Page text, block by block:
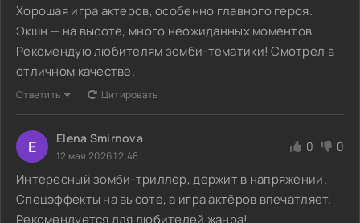
Хорошая игра актеров, особенно главного героя.
Экшн — на высоте, много неожиданных моментов.
Рекомендую любителям зомби-тематики! Смотрел в
отличном качестве.
Ответить Цитировать
E Elena Smirnova
12 мая 2026 12:48
0 0
Интересный зомби-триллер, держит в напряжении.
Спецэффекты на высоте, а игра актёров впечатляет.
Рекомендуется для любителей жанра!